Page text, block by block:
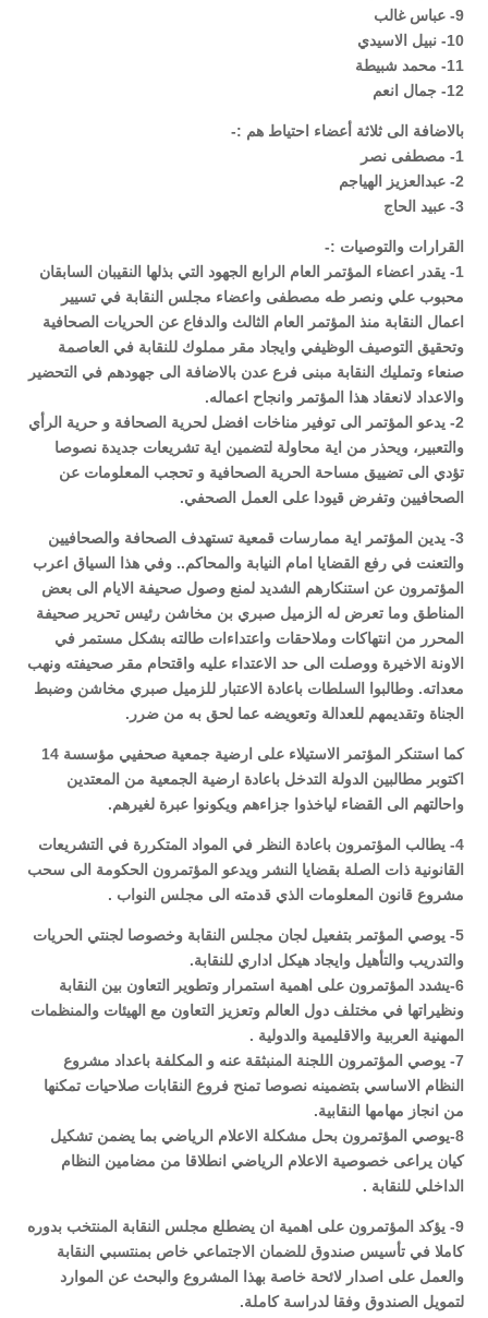
9- عباس غالب
10- نبيل الاسيدي
11- محمد شبيطة
12- جمال انعم
بالاضافة الى ثلاثة أعضاء احتياط هم :-
1- مصطفى نصر
2- عبدالعزيز الهياجم
3- عبيد الحاج
القرارات والتوصيات :-
1- يقدر اعضاء المؤتمر العام الرابع الجهود التي بذلها النقيبان السابقان
محبوب علي ونصر طه مصطفى واعضاء مجلس النقابة في تسيير
اعمال النقابة منذ المؤتمر العام الثالث والدفاع عن الحريات الصحافية
وتحقيق التوصيف الوظيفي وايجاد مقر مملوك للنقابة في العاصمة
صنعاء وتمليك النقابة مبنى فرع عدن بالاضافة الى جهودهم في التحضير
والاعداد لانعقاد هذا المؤتمر وانجاح اعماله.
2- يدعو المؤتمر الى توفير مناخات افضل لحرية الصحافة و حرية الرأي
والتعبير، ويحذر من اية محاولة لتضمين اية تشريعات جديدة نصوصا
تؤدي الى تضييق مساحة الحرية الصحافية و تحجب المعلومات عن
الصحافيين وتفرض قيودا على العمل الصحفي.
3- يدين المؤتمر اية ممارسات قمعية تستهدف الصحافة والصحافيين
والتعنت في رفع القضايا امام النيابة والمحاكم.. وفي هذا السياق اعرب
المؤتمرون عن استنكارهم الشديد لمنع وصول صحيفة الايام الى بعض
المناطق وما تعرض له الزميل صبري بن مخاشن رئيس تحرير صحيفة
المحرر من انتهاكات وملاحقات واعتداءات طالته بشكل مستمر في
الاونة الاخيرة ووصلت الى حد الاعتداء عليه واقتحام مقر صحيفته ونهب
معداته. وطالبوا السلطات باعادة الاعتبار للزميل صبري مخاشن وضبط
الجناة وتقديمهم للعدالة وتعويضه عما لحق به من ضرر.
كما استنكر المؤتمر الاستيلاء على ارضية جمعية صحفيي مؤسسة 14
اكتوبر مطالبين الدولة التدخل باعادة ارضية الجمعية من المعتدين
واحالتهم الى القضاء لياخذوا جزاءهم ويكونوا عبرة لغيرهم.
4- يطالب المؤتمرون باعادة النظر في المواد المتكررة في التشريعات
القانونية ذات الصلة بقضايا النشر ويدعو المؤتمرون الحكومة الى سحب
مشروع قانون المعلومات الذي قدمته الى مجلس النواب .
5- يوصي المؤتمر بتفعيل لجان مجلس النقابة وخصوصا لجنتي الحريات
والتدريب والتأهيل وايجاد هيكل اداري للنقابة.
6-يشدد المؤتمرون على اهمية استمرار وتطوير التعاون بين النقابة
ونظيراتها في مختلف دول العالم وتعزيز التعاون مع الهيئات والمنظمات
المهنية العربية والاقليمية والدولية .
7- يوصي المؤتمرون اللجنة المنبثقة عنه و المكلفة باعداد مشروع
النظام الاساسي بتضمينه نصوصا تمنح فروع النقابات صلاحيات تمكنها
من انجاز مهامها النقابية.
8-يوصي المؤتمرون بحل مشكلة الاعلام الرياضي بما يضمن تشكيل
كيان يراعى خصوصية الاعلام الرياضي انطلاقا من مضامين النظام
الداخلي للنقابة .
9- يؤكد المؤتمرون على اهمية ان يضطلع مجلس النقابة المنتخب بدوره
كاملا في تأسيس صندوق للضمان الاجتماعي خاص بمنتسبي النقابة
والعمل على اصدار لائحة خاصة بهذا المشروع والبحث عن الموارد
لتمويل الصندوق وفقا لدراسة كاملة.